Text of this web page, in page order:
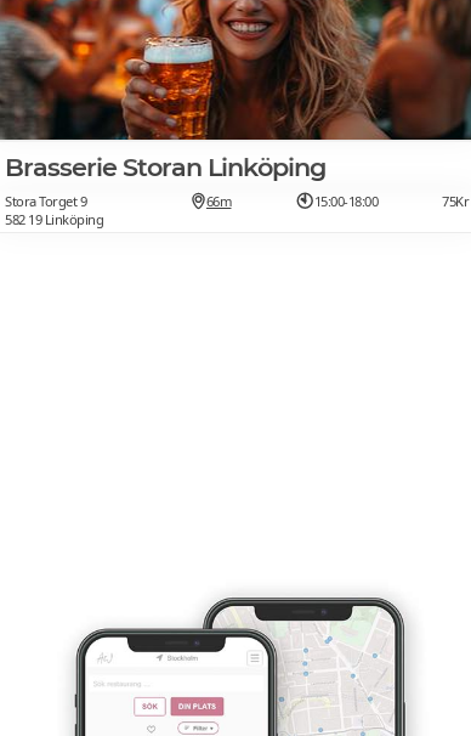
Brasserie Storan Linköping
Stora Torget 9
582 19 Linköping
66m 15:00-18:00 75Kr